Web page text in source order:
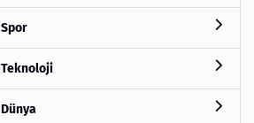
Spor
Teknoloji
Dünya